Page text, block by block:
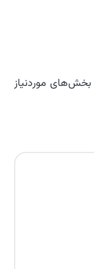
بخش‌های موردنیاز